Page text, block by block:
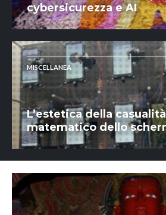
cybersicurezza e AI
MISCELLANEA
L’estetica della
matematico dello